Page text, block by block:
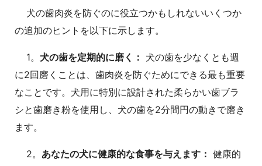
犬の歯肉炎を防ぐのに役立つかもしれないいくつか
の追加のヒントを以下に示します。
1。 犬の歯を定期的に磨く： 犬の歯を少なくとも週
に2回磨くことは、歯肉炎を防ぐためにできる最も重要
なことです。犬用に特別に設計された柔らかい歯ブラ
シと歯磨き粉を使用し、犬の歯を2分間円の動きで磨き
ます。
2。 あなたの犬に健康的な食事を与えます： 健康的